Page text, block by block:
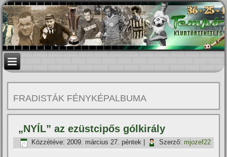
FRADISTÁK FÉNYKÉPALBUMA
„NYÍL” az ezüstcipős gólkirály
Közzétéve: 2009. március 27. péntek Szerző: mjozef22